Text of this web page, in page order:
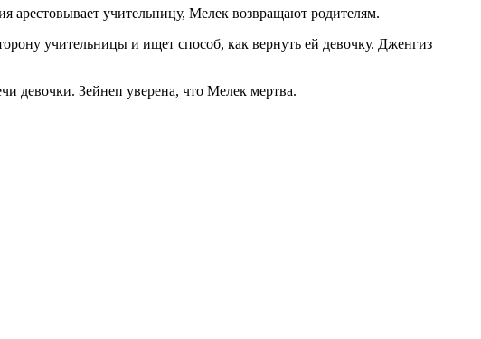
арестовывает учительницу, Мелек возвращают родителям.
учительницы и ищет способ, как вернуть ей девочку. Дженгиз
девочки. Зейнеп уверена, что Мелек мертва.